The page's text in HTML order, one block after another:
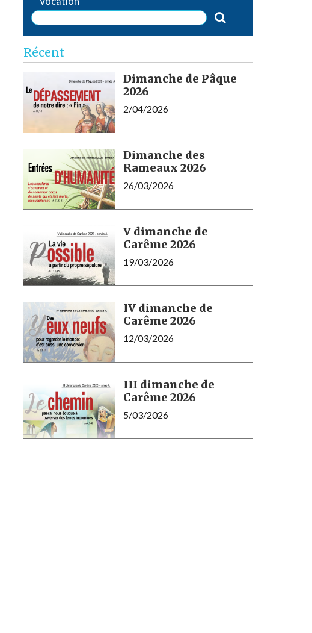
Récent
Dimanche de Pâque
2026
2/04/2026
Dimanche des
Rameaux 2026
26/03/2026
V dimanche de
Carême 2026
19/03/2026
IV dimanche de
Carême 2026
12/03/2026
III dimanche de
Carême 2026
5/03/2026